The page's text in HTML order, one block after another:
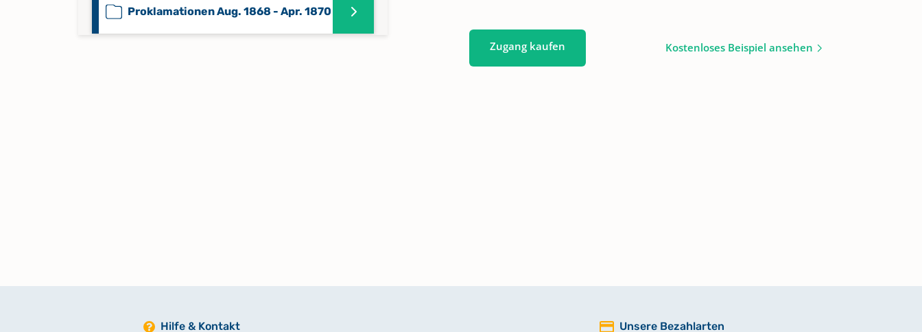
Proklamationen Aug. 1868 - Apr. 1870
Taufen 1832 - 1835
Zugang kaufen Kostenloses Beispiel ansehen
Hilfe & Kontakt Unsere Bezahlarten